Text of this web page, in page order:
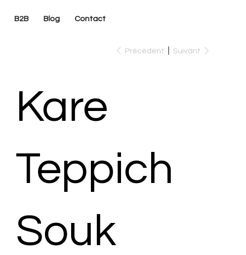
B2B Blog Contact
Précédent Suivant
Kare
Teppich
Souk